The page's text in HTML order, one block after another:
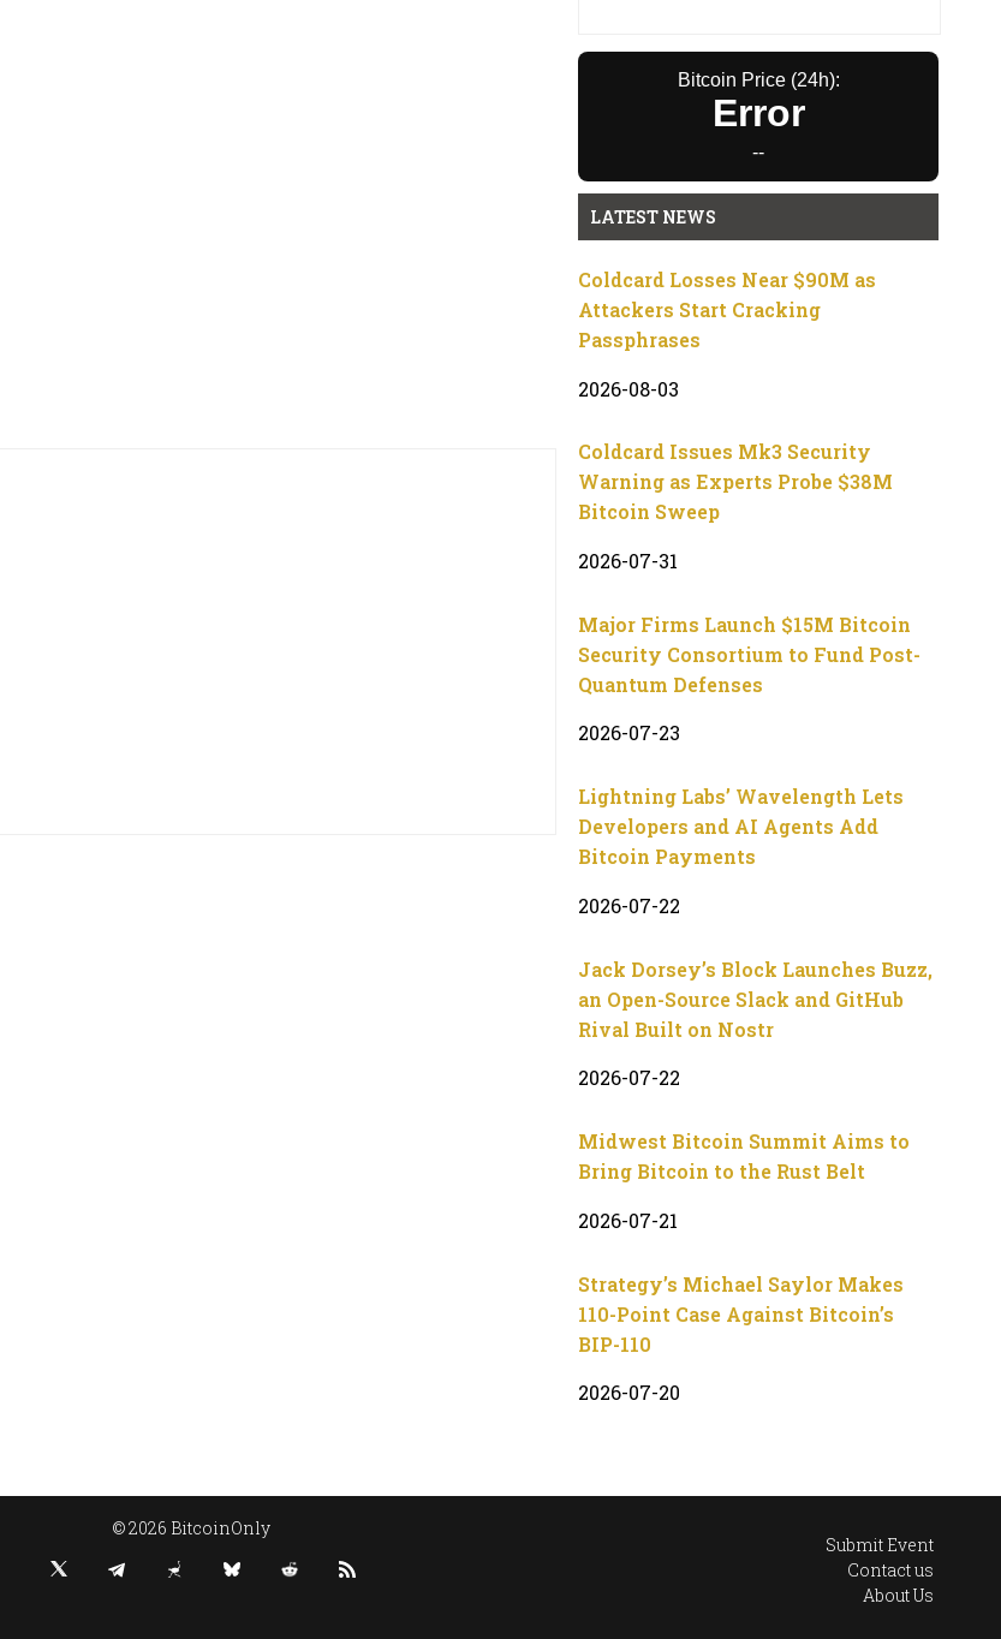
Bitcoin Price (24h):
Error
--
LATEST NEWS
Coldcard Losses Near $90M as
Attackers Start Cracking
Passphrases
2026-08-03
Coldcard Issues Mk3 Security
Warning as Experts Probe $38M
Bitcoin Sweep
2026-07-31
Major Firms Launch $15M Bitcoin
Security Consortium to Fund Post-
Quantum Defenses
2026-07-23
Lightning Labs’ Wavelength Lets
Developers and AI Agents Add
Bitcoin Payments
2026-07-22
Jack Dorsey’s Block Launches Buzz,
an Open-Source Slack and GitHub
Rival Built on Nostr
2026-07-22
Midwest Bitcoin Summit Aims to
Bring Bitcoin to the Rust Belt
2026-07-21
Strategy’s Michael Saylor Makes
110-Point Case Against Bitcoin’s
BIP-110
2026-07-20
© 2026 BitcoinOnly
Submit Event
Contact us
About Us